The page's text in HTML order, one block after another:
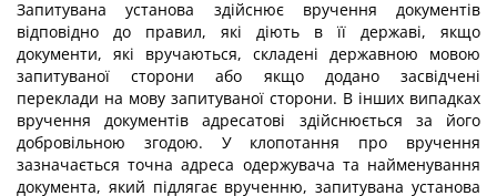
Запитувана установа здійснює вручення документів
відповідно до правил, які діють в її державі, якщо
документи, які вручаються, складені державною мовою
запитуваної сторони або якщо додано засвідчені
переклади на мову запитуваної сторони. В інших випадках
вручення документів адресатові здійснюється за його
добровільною згодою. У клопотання про вручення
зазначається точна адреса одержувача та найменування
документа, який підлягає врученню, запитувана установа